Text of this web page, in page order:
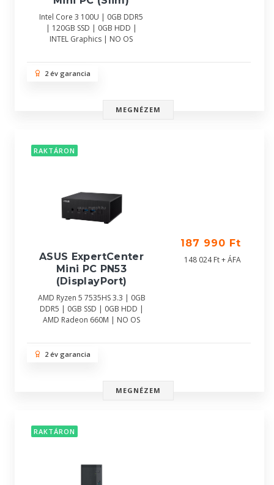
Intel Core 3 100U | 0GB DDR5
| 120GB SSD | 0GB HDD |
INTEL Graphics | NO OS
2 év garancia
MEGNÉZEM
RAKTÁRON
ASUS ExpertCenter
Mini PC PN53
(DisplayPort)
AMD Ryzen 5 7535HS 3.3 | 0GB
DDR5 | 0GB SSD | 0GB HDD |
AMD Radeon 660M | NO OS
187 990 Ft
148 024 Ft + ÁFA
2 év garancia
MEGNÉZEM
RAKTÁRON